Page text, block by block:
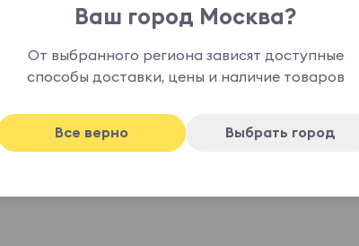
Ваш город Москва?
От выбранного региона зависят доступные
способы доставки, цены и наличие товаров
Все верно Выбрать город